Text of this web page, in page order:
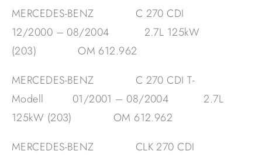
MERCEDES-BENZ C 270 CDI
12/2000 – 08/2004 2.7L 125kW
(203) OM 612.962
MERCEDES-BENZ C 270 CDI T-
Modell 01/2001 – 08/2004 2.7L
125kW (203) OM 612.962
MERCEDES-BENZ CLK 270 CDI